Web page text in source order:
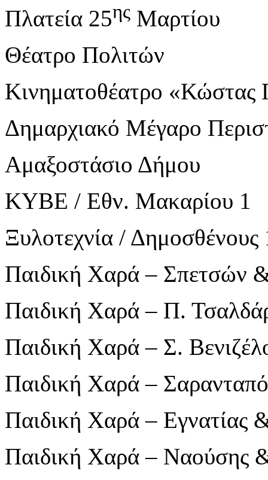
Πλατεία 25ης Μαρτίου
Θέατρο Πολιτών
Κινηματοθέατρο «Κώστας
Δημαρχιακό Μέγαρο
Αμαξοστάσιο Δήμου
ΚΥΒΕ / Εθν. Μακαρίου 1
Ξυλοτεχνία / Δημοσθένους
Παιδική Χαρά – Σπετσών
Παιδική Χαρά – Π.
Παιδική Χαρά – Σ.
Παιδική Χαρά –
Παιδική Χαρά – Εγνατίας
Παιδική Χαρά – Ναούσης